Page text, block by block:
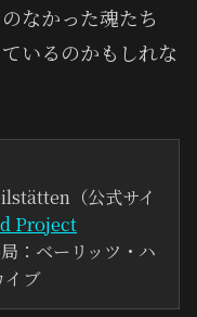
なかった魂たち
いるのかもしれな
（公式サイ
Project
：ベーリッツ・ハ
イブ